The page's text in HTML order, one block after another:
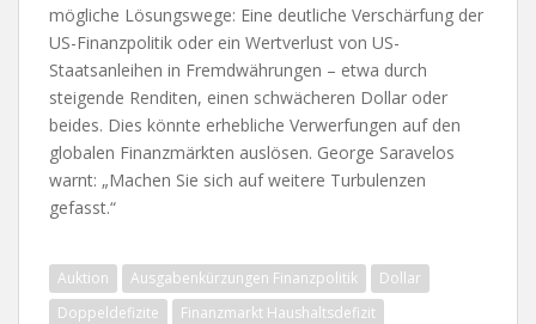
mögliche Lösungswege: Eine deutliche Verschärfung der
US-Finanzpolitik oder ein Wertverlust von US-
Staatsanleihen in Fremdwährungen – etwa durch
steigende Renditen, einen schwächeren Dollar oder
beides. Dies könnte erhebliche Verwerfungen auf den
globalen Finanzmärkten auslösen. George Saravelos
warnt: „Machen Sie sich auf weitere Turbulenzen
gefasst.“
Auktion Ausgabenkürzungen Finanzpolitik
Dollar
Doppeldefizite
Finanzmarkt Haushaltsdefizit